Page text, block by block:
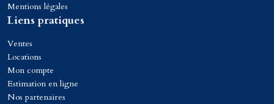
Mentions légales
Liens pratiques
Ventes
Locations
Mon compte
Estimation en ligne
Nos partenaires